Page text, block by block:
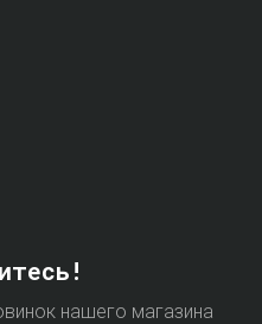
нашего магазина